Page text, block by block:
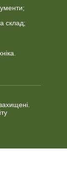
склад;